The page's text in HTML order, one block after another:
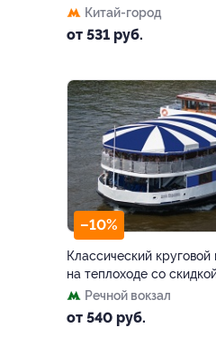
Китай-город
от 531 руб.
–10%
Классический
на теплоходе со
Речной вокзал
от 540 руб.